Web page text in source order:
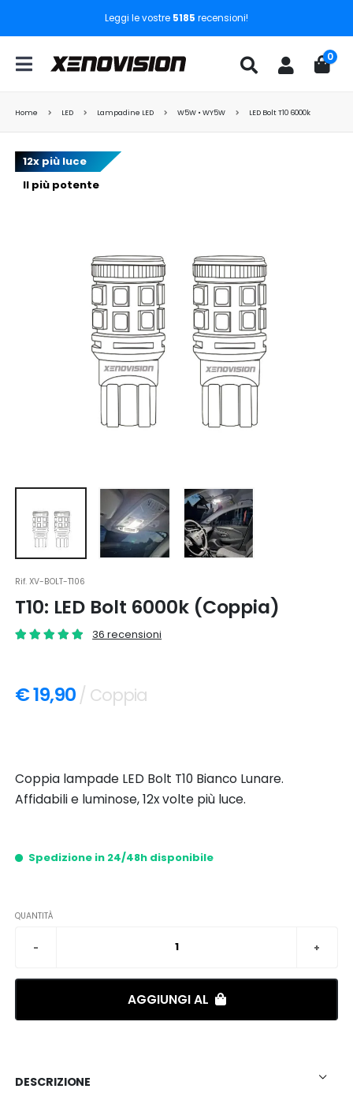
Leggi le vostre 5185 recensioni!
0
Home LED Lampadine LED W5W • WY5W LED Bolt T10 6000k
12x più luce
Il più potente
Rif.XV-BOLT-T106
T10: LED Bolt 6000k (Coppia)
36 recensioni
€ 19,90 / Coppia
Coppia lampade LED Bolt T10 Bianco Lunare.
Affidabili e luminose, 12x volte più luce.
Spedizione in 24/48h disponibile
QUANTITÀ
AGGIUNGI AL
DESCRIZIONE